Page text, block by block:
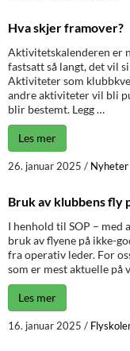
Hva skjer framover?
Aktivitetskalenderen er
fastsatt så langt, det vil
Aktiviteter som
andre aktiviteter vil bli
blir bestemt. Legg …
Les mer
26. januar 2025 / Nyheter
Bruk av klubbens fly
I henhold til SOP – med
bruk av flyene på ikke-
fra operativ leder. For
som er mest aktuelle på
Les mer
16. januar 2025 /